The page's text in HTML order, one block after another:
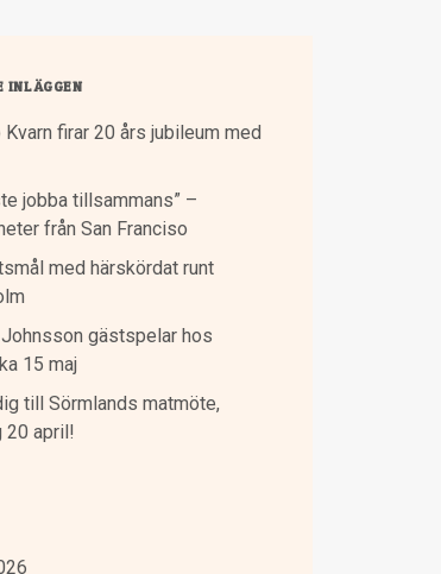
INLÄGGEN
Kvarn firar 20 års jubileum med
jobba tillsammans” –
från San Franciso
med härskördat runt
gästspelar hos
15 maj
till Sörmlands matmöte,
20 april!